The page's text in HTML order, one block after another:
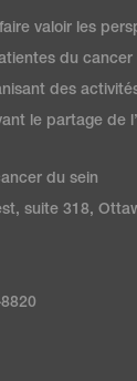
valoir les
du cancer
des
le partage de
du sein
suite 318,